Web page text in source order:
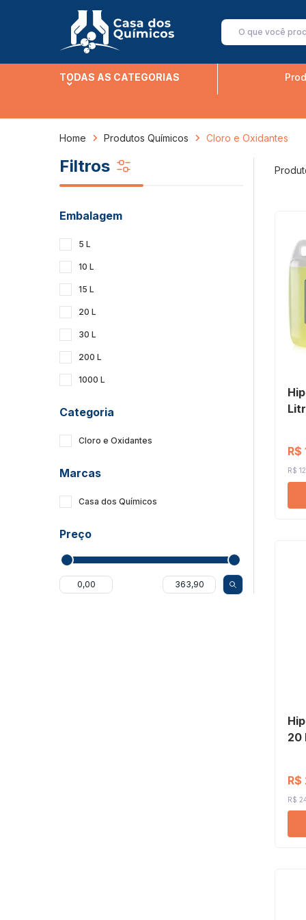
TODAS AS CATEGORIAS
Home Produtos Químicos Cloro e Oxidantes
Filtros
Embalagem
5 L
10 L
15 L
20 L
30 L
200 L
1000 L
Categoria
Cloro e Oxidantes
Marcas
Casa dos Químicos
Preço
R$
R$
20
R$
R$